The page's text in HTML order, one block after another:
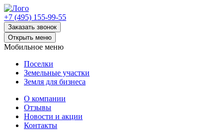
+7 (495) 155-99-55
Заказать звонок
Открыть меню
Мобильное меню
Поселки
Земельные участки
Земля для бизнеса
О компании
Отзывы
Новости и акции
Контакты